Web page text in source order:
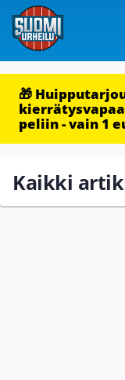
🎁
peliin - vain 1
Kaikki